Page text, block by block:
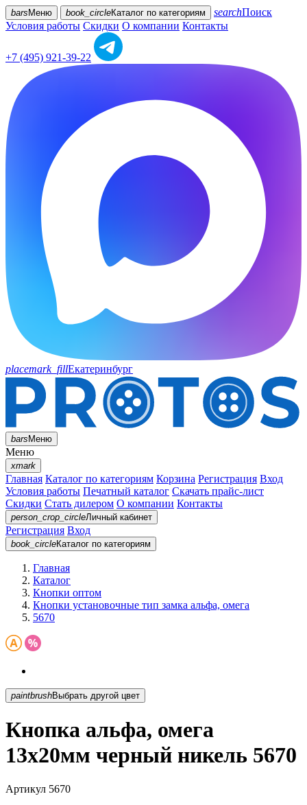
bars Меню book_circleКаталог по категориям searchПоиск
Условия работы Скидки О компании Контакты
+7 (495) 921-39-22
placemark_fillЕкатеринбург
barsМеню
Меню
xmark
Главная Каталог по категориям Корзина Регистрация Вход
Условия работы Печатный каталог Скачать прайс-лист
Скидки Стать дилером О компании Контакты
person_crop_circleЛичный кабинет
Регистрация Вход
book_circleКаталог по категориям
Главная
Каталог
Кнопки оптом
Кнопки установочные тип замка альфа, омега
5670
paintbrush Выбрать другой цвет
Кнопка альфа, омега
13х20мм черный никель 5670
Артикул 5670